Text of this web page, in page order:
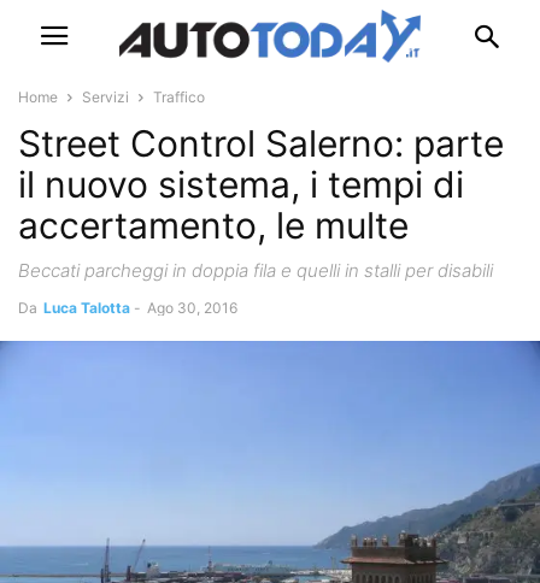
Home Servizi Traffico
Street Control Salerno: parte
il nuovo sistema, i tempi di
accertamento, le multe
Beccati parcheggi in doppia fila e quelli in stalli per disabili
Da Luca Talotta - Ago 30, 2016